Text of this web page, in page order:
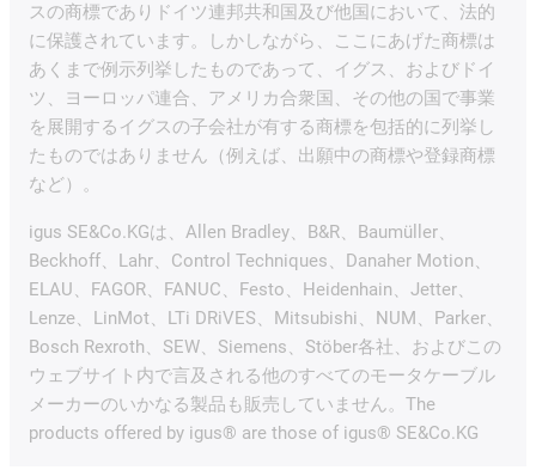
スの商標でありドイツ連邦共和国及び他国において、法的
に保護されています。しかしながら、ここにあげた商標は
あくまで例示列挙したものであって、イグス、およびドイ
ツ、ヨーロッパ連合、アメリカ合衆国、その他の国で事業
を展開するイグスの子会社が有する商標を包括的に列挙し
たものではありません（例えば、出願中の商標や登録商標
など）。
igus SE&Co.KGは、Allen Bradley、B&R、Baumüller、
Beckhoff、Lahr、Control Techniques、Danaher Motion、
ELAU、FAGOR、FANUC、Festo、Heidenhain、Jetter、
Lenze、LinMot、LTi DRiVES、Mitsubishi、NUM、Parker、
Bosch Rexroth、SEW、Siemens、Stöber各社、およびこの
ウェブサイト内で言及される他のすべてのモータケーブル
メーカーのいかなる製品も販売していません。The
products offered by igus® are those of igus® SE&Co.KG